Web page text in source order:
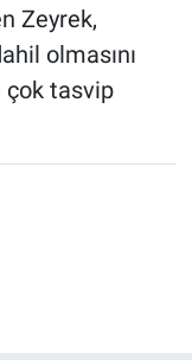
Zeyrek,
olmasını
çok tasvip